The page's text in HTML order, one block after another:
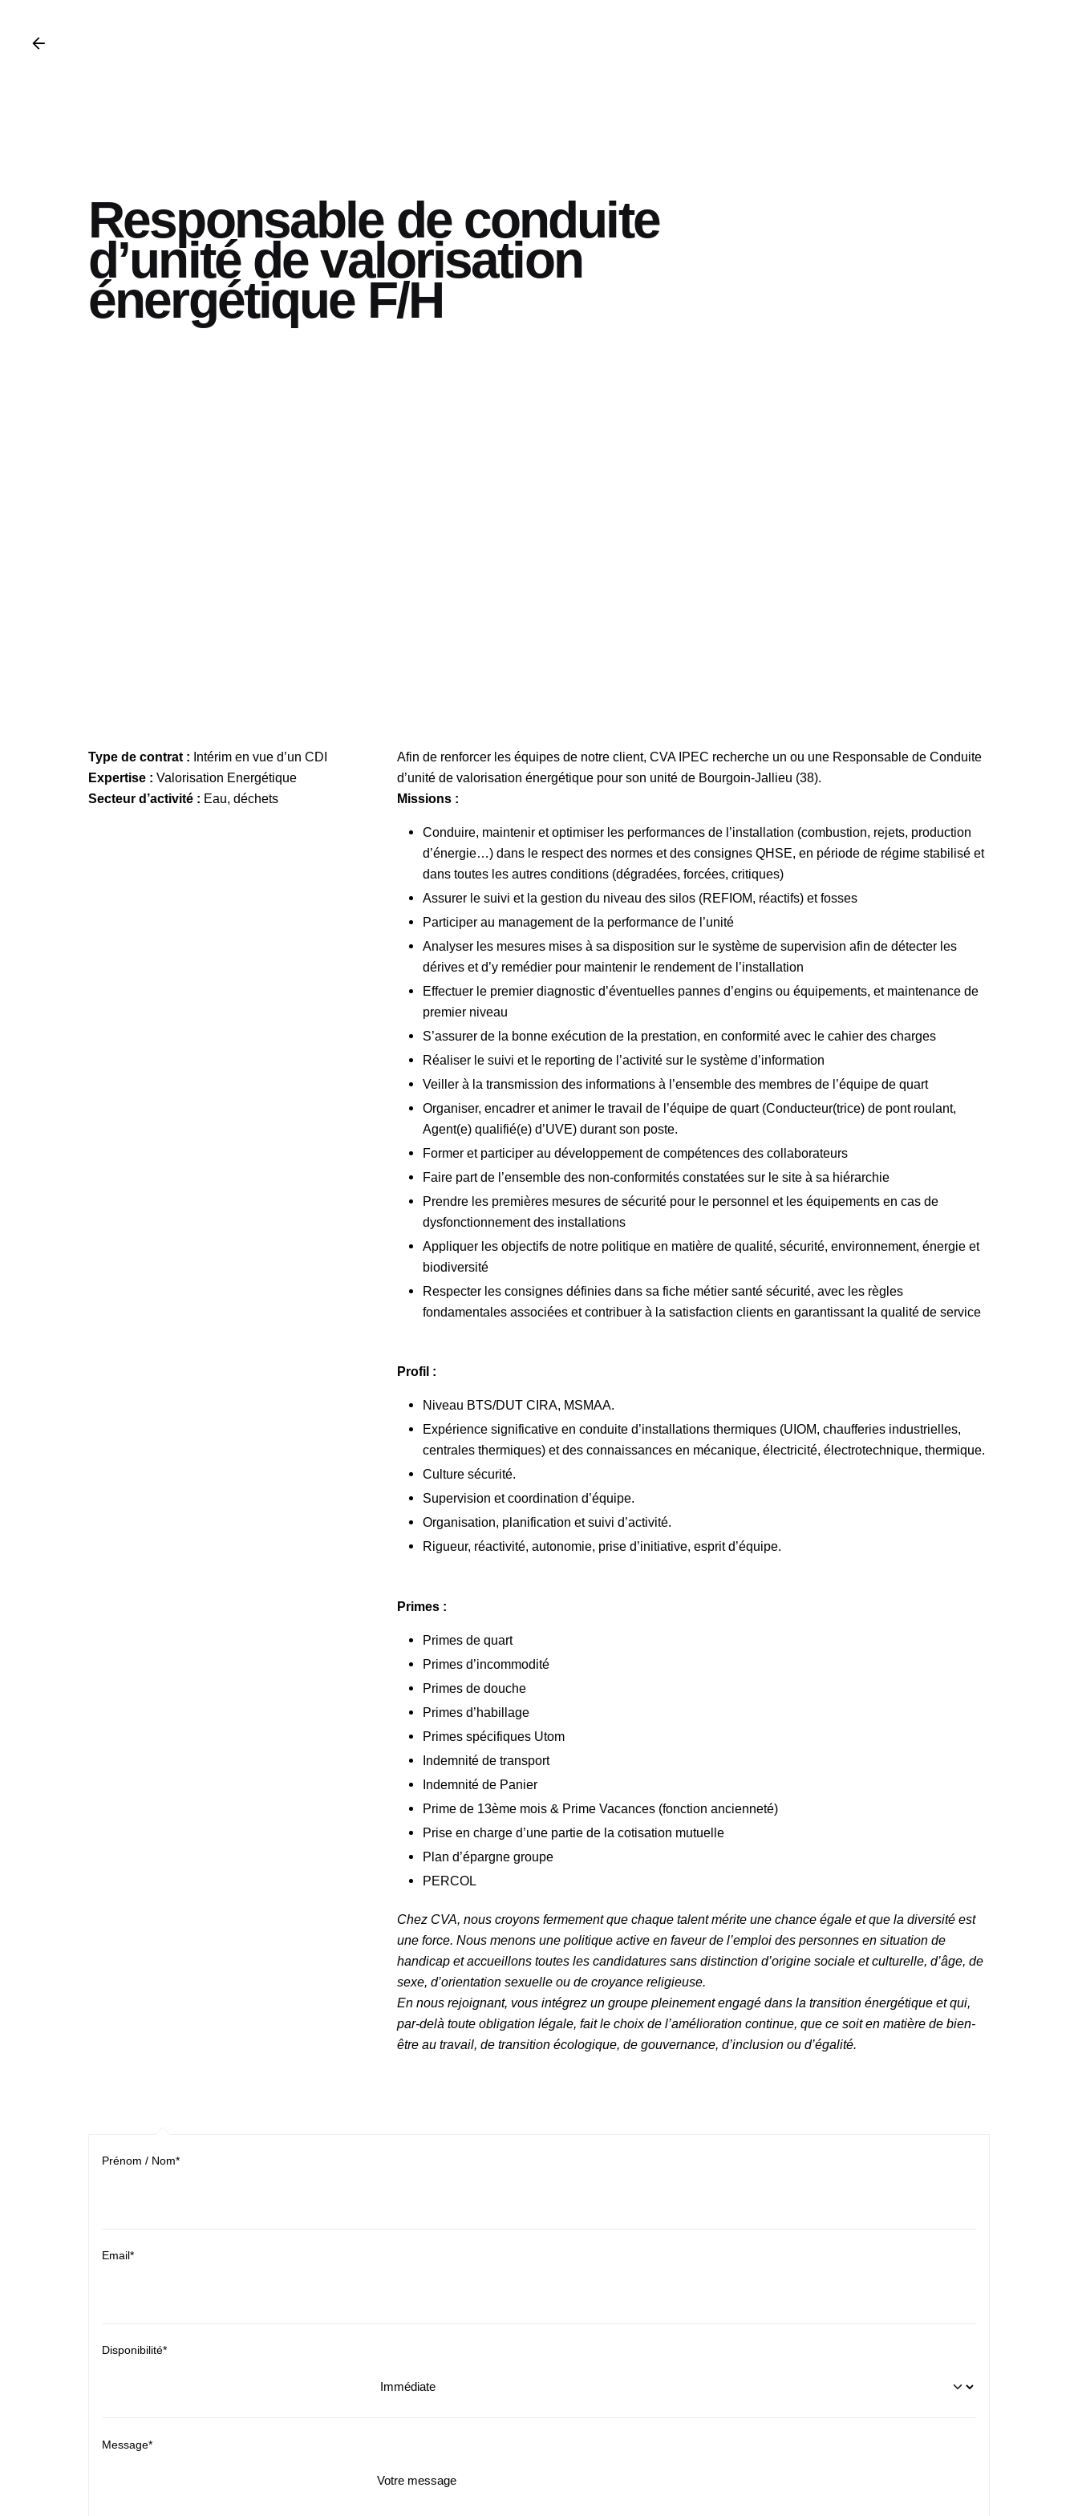
Responsable de conduite
d’unité de valorisation
énergétique F/H
Type de contrat : Intérim en vue d’un CDI
Expertise :Valorisation Energétique
Secteur d’activité : Eau, déchets
Afin de renforcer les équipes de notre client, CVA IPEC recherche un ou une Responsable de Conduite
d’unité de valorisation énergétique pour son unité de Bourgoin-Jallieu (38).
Missions :
Conduire, maintenir et optimiser les performances de l’installation (combustion, rejets, production
d’énergie…) dans le respect des normes et des consignes QHSE, en période de régime stabilisé et
dans toutes les autres conditions (dégradées, forcées, critiques)
Assurer le suivi et la gestion du niveau des silos (REFIOM, réactifs) et fosses
Participer au management de la performance de l’unité
Analyser les mesures mises à sa disposition sur le système de supervision afin de détecter les
dérives et d’y remédier pour maintenir le rendement de l’installation
Effectuer le premier diagnostic d’éventuelles pannes d’engins ou équipements, et maintenance de
premier niveau
S’assurer de la bonne exécution de la prestation, en conformité avec le cahier des charges
Réaliser le suivi et le reporting de l’activité sur le système d’information
Veiller à la transmission des informations à l’ensemble des membres de l’équipe de quart
Organiser, encadrer et animer le travail de l’équipe de quart (Conducteur(trice) de pont roulant,
Agent(e) qualifié(e) d’UVE) durant son poste.
Former et participer au développement de compétences des collaborateurs
Faire part de l’ensemble des non-conformités constatées sur le site à sa hiérarchie
Prendre les premières mesures de sécurité pour le personnel et les équipements en cas de
dysfonctionnement des installations
Appliquer les objectifs de notre politique en matière de qualité, sécurité, environnement, énergie et
biodiversité
Respecter les consignes définies dans sa fiche métier santé sécurité, avec les règles
fondamentales associées et contribuer à la satisfaction clients en garantissant la qualité de service
Profil :
Niveau BTS/DUT CIRA, MSMAA.
Expérience significative en conduite d’installations thermiques (UIOM, chaufferies industrielles,
centrales thermiques) et des connaissances en mécanique, électricité, électrotechnique, thermique.
Culture sécurité.
Supervision et coordination d’équipe.
Organisation, planification et suivi d’activité.
Rigueur, réactivité, autonomie, prise d’initiative, esprit d’équipe.
Primes :
Primes de quart
Primes d’incommodité
Primes de douche
Primes d’habillage
Primes spécifiques Utom
Indemnité de transport
Indemnité de Panier
Prime de 13ème mois & Prime Vacances (fonction ancienneté)
Prise en charge d’une partie de la cotisation mutuelle
Plan d’épargne groupe
PERCOL
Chez CVA, nous croyons fermement que chaque talent mérite une chance égale et que la diversité est
une force. Nous menons une politique active en faveur de l’emploi des personnes en situation de
handicap et accueillons toutes les candidatures sans distinction d’origine sociale et culturelle, d’âge, de
sexe, d’orientation sexuelle ou de croyance religieuse.
En nous rejoignant, vous intégrez un groupe pleinement engagé dans la transition énergétique et qui,
par-delà toute obligation légale, fait le choix de l’amélioration continue, que ce soit en matière de bien-
être au travail, de transition écologique, de gouvernance, d’inclusion ou d’égalité.
Prénom / Nom*
Email*
Disponibilité*
Message*